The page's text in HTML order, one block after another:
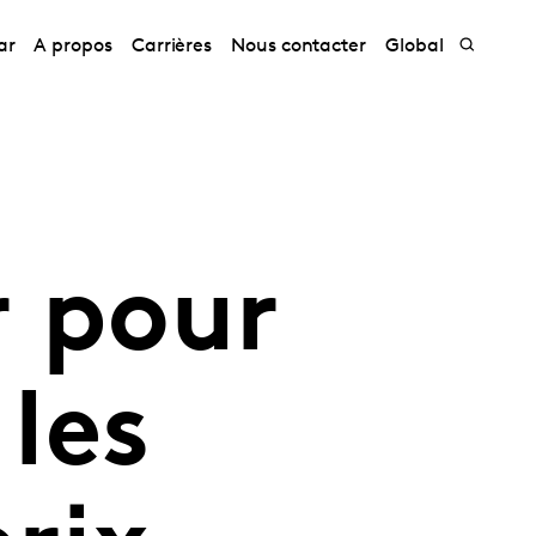
A propos Carrières Nous contacter Global
pour